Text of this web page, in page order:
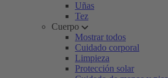
Uñas
Tez
Cuerpo
Mostrar todos
Cuidado corporal
Limpieza
Protección solar